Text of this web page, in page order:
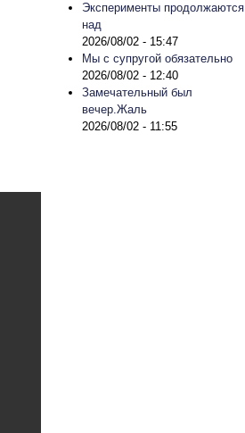
Эксперименты продолжаются
над
2026/08/02 - 15:47
Мы с супругой обязательно
2026/08/02 - 12:40
Замечательный был
вечер.Жаль
2026/08/02 - 11:55